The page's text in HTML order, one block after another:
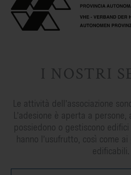
I NOSTRI
Le attività dell’associazione
L’adesione è aperta a
possiedono o gestiscono
hanno l’usufrutto, così come
edificabili.